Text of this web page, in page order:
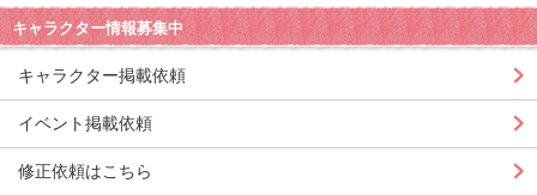
キャラクター情報募集中
キャラクター掲載依頼
イベント掲載依頼
修正依頼はこちら